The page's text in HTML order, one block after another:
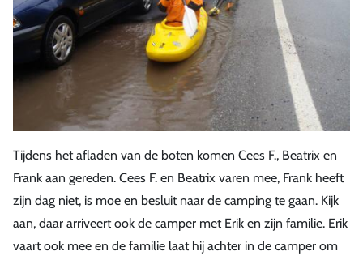
Tijdens het afladen van de boten komen Cees F., Beatrix en
Frank aan gereden. Cees F. en Beatrix varen mee, Frank heeft
zijn dag niet, is moe en besluit naar de camping te gaan. Kijk
aan, daar arriveert ook de camper met Erik en zijn familie. Erik
vaart ook mee en de familie laat hij achter in de camper om